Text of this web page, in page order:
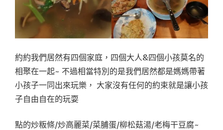
約約我們居然有四個家庭，四個大人&四個小孩莫名的
相聚在一起~ 不過相當特別的是我們居然都是媽媽帶著
小孩子一同出來玩樂， 大家沒有任何的約束就是讓小孩
子自由自在的玩耍
點的炒粄條/炒高麗菜/菜脯蛋/柳松菇湯/老梅干豆腐~